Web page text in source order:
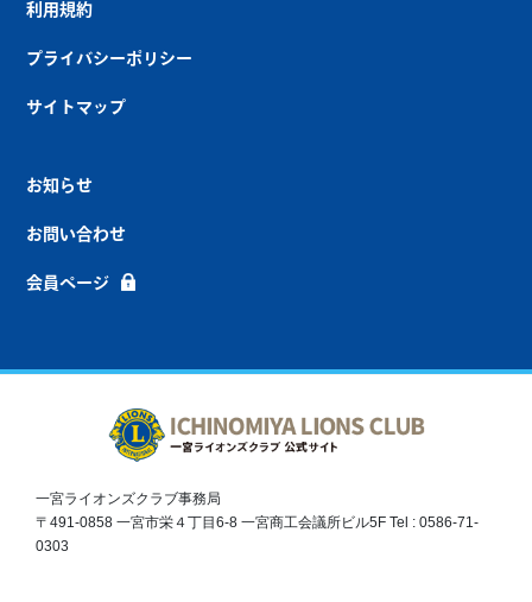
利用規約
プライバシーポリシー
サイトマップ
お知らせ
お問い合わせ
会員ページ
一宮ライオンズクラブ事務局
〒491-0858 一宮市栄４丁目6-8 一宮商工会議所ビル5F Tel : 0586-71-
0303